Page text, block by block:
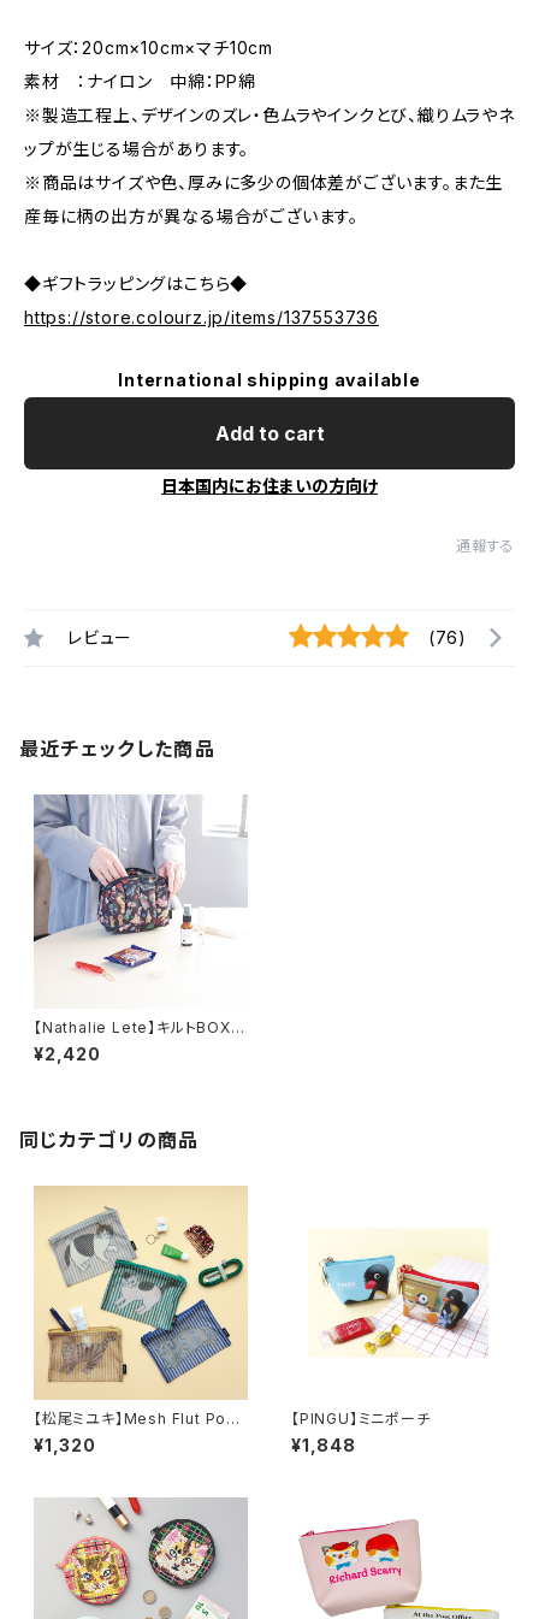
サイズ：20cm×10cm×マチ10cm
素材 ：ナイロン 中綿：PP綿
※製造工程上、デザインのズレ・色ムラやインクとび、織りムラやネ
ップが生じる場合があります。
※商品はサイズや色、厚みに多少の個体差がございます。また生
産毎に柄の出方が異なる場合がございます。
◆ギフトラッピングはこちら◆
https://store.colourz.jp/items/137553736
International shipping available
Add to cart
日本国内にお住まいの方向け
通報する
レビュー (76)
最近チェックした商品
【Nathalie Lete】キルトBOX P
ouch
¥2,420
同じカテゴリの商品
【松尾ミユキ】Mesh Flut Pouc
h メッシュフラットポーチ
¥1,320
【PINGU】ミニポーチ
¥1,848